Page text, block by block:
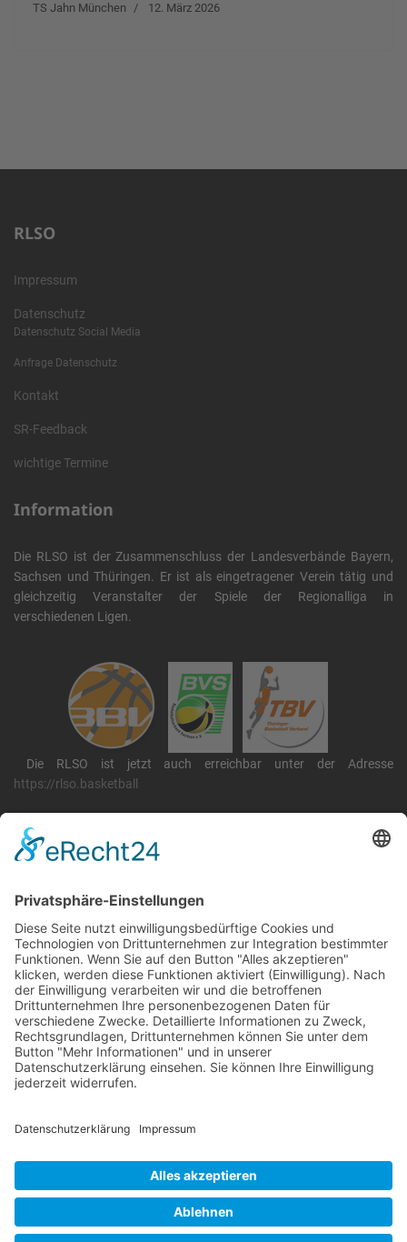
TS Jahn München 12. März 2026
RLSO
Impressum
Datenschutz
Datenschutz Social Media
Anfrage Datenschutz
Kontakt
SR-Feedback
wichtige Termine
Information
Die RLSO ist der Zusammenschluss der Landesverbände Bayern,
Sachsen und Thüringen. Er ist als eingetragener Verein tätig und
gleichzeitig Veranstalter der Spiele der Regionalliga in
verschiedenen Ligen.
Die RLSO ist jetzt auch erreichbar unter der Adresse
https://rlso.basketball
RLSO Minikalender
August 2026
Mo Di Mi Do Fr Sa
So
3127 28 29 30 31 1
2
3310 11 12
26 27 28
3